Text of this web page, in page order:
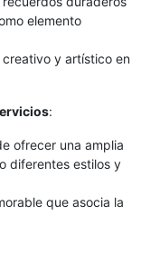
elemento
y artístico en
:
ofrecer una amplia
diferentes estilos y
que asocia la